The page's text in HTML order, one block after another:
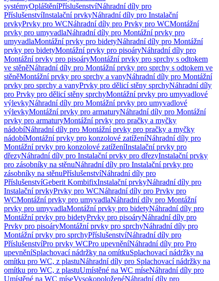
systémyOpláštěníPříslušenstvíNáhradní díly pro
PříslušenstvíInstalační prvkyNáhradní díly pro Instalační
prvkyPrvky pro WCNáhradní díly pro Prvky pro WCMontážní
prvky pro umyvadlaNáhradní díly pro Montážní prvky pro
umyvadlaMontážní prvky pro bidetyNáhradní díly pro Montážní
prvky pro bidetyMontážní prvky pro pisoáryNáhradní díly pro
Montážní prvky pro pisoáryMontážní prvky pro sprchy s odtokem
ve stěněNáhradní díly pro Montážní prvky pro sprchy s odtokem ve
stěněMontážní prvky pro sprchy a vanyNáhradní díly pro Montážní
prvky pro sprchy a vanyPrvky pro dělicí stěny sprchyNáhradní díly
pro Prvky pro dělicí stěny sprchyMontážní prvky pro umyvadlové
výlevkyNáhradní díly pro Montážní prvky pro umyvadlové
výlevkyMontážní prvky pro armaturyNáhradní díly pro Montážní
prvky pro armaturyMontážní prvky pro pračky a myčky
nádobíNáhradní díly pro Montážní prvky pro pračky a myčky
nádobíMontážní prvky pro konzolové zatíženíNáhradní díly pro
Montážní prvky pro konzolové zatíženíInstalační prvky pro
dřezyNáhradní díly pro Instalační prvky pro dřezyInstalační prvky
pro zásobníky na stěnuNáhradní díly pro Instalační prvky pro
zásobníky na stěnuPříslušenstvíNáhradní díly pro
PříslušenstvíGeberit KombifixInstalační prvkyNáhradní díly pro
Instalační prvkyPrvky pro WCNáhradní díly pro Prvky pro
WCMontážní prvky pro umyvadlaNáhradní díly pro Montážní
prvky pro umyvadlaMontážní prvky pro bidetyNáhradní díly pro
Montážní prvky pro bidetyPrvky pro pisoáryNáhradní díly pro
Prvky pro pisoáryMontážní prvky pro sprchyNáhradní díly pro
Montážní prvky pro sprchyPříslušenstvíNáhradní díly pro
PříslušenstvíPro prvky WCPro upevněníNáhradní díly pro Pro
upevněníSplachovací nádržky na omítkuSplachovací nádržky na
omítku pro WC, z plastuNáhradní díly pro Splachovací nádržky na
omítku pro WC, z plastuUmístěné na WC míseNáhradní díly pro
Umístěné na WC míseVysokopoloženéNáhradní díly pro